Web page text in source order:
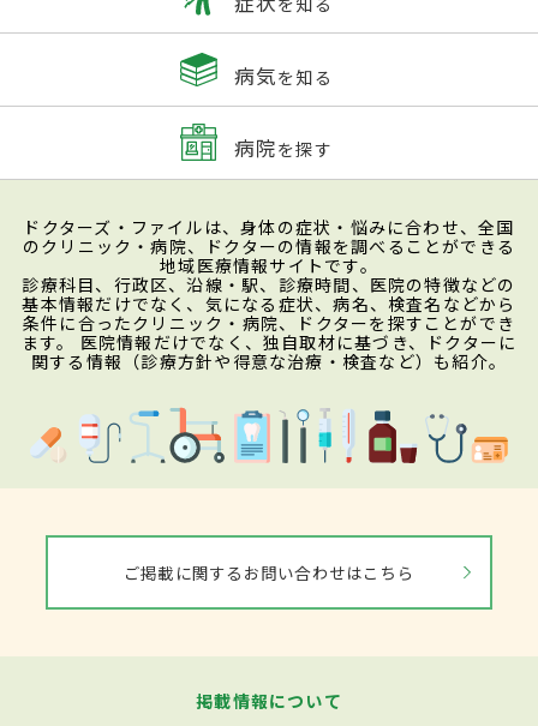
病気を知る
病院を探す
ドクターズ・ファイルは、身体の症状・悩みに合わせ、全国
のクリニック・病院、ドクターの情報を調べることができる
地域医療情報サイトです。
診療科目、行政区、沿線・駅、診療時間、医院の特徴などの
基本情報だけでなく、気になる症状、病名、検査名などから
条件に合ったクリニック・病院、ドクターを探すことができ
ます。 医院情報だけでなく、独自取材に基づき、ドクターに
関する情報（診療方針や得意な治療・検査など）も紹介。
ご掲載に関するお問い合わせはこちら
掲載情報について